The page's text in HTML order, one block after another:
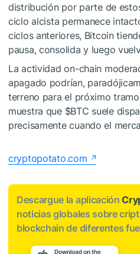
distribución por parte de
ciclo alcista permanece
ciclos anteriores, Bitcoin
pausa, consolida y luego
La actividad on-chain
apagado podrían,
terreno para el próximo
muestra que $BTC suele
precisamente cuando el
cryptopotato.com
Descargue la aplicación
noticias globales sobre
blockchain de diferentes